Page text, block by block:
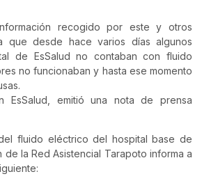
recogido por este y otros
que desde hace varios días algunos
de EsSalud no contaban con fluido
no funcionaban y hasta ese momento
EsSalud, emitió una nota de prensa
fluido eléctrico del hospital base de
de la Red Asistencial Tarapoto informa a